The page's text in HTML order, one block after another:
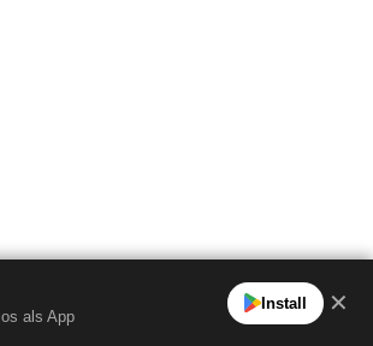
als App
Install ✕